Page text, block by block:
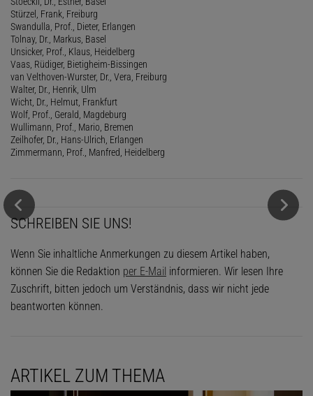
Stürzel, Frank, Freiburg
Swandulla, Prof., Dieter, Erlangen
Tolnay, Dr., Markus, Basel
Unsicker, Prof., Klaus, Heidelberg
Vaas, Rüdiger, Bietigheim-Bissingen
van Velthoven-Wurster, Dr., Vera, Freiburg
Walter, Dr., Henrik, Ulm
Wicht, Dr., Helmut, Frankfurt
Wolf, Prof., Gerald, Magdeburg
Wullimann, Prof., Mario, Bremen
Zeilhofer, Dr., Hans-Ulrich, Erlangen
Zimmermann, Prof., Manfred, Heidelberg
SCHREIBEN SIE UNS!
Wenn Sie inhaltliche Anmerkungen zu diesem Artikel haben,
können Sie die Redaktion per E-Mail informieren. Wir lesen Ihre
Zuschrift, bitten jedoch um Verständnis, dass wir nicht jede
beantworten können.
ARTIKEL ZUM THEMA